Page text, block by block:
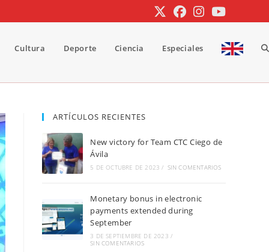
Cultura Deporte Ciencia Especiales
ARTÍCULOS RECIENTES
New victory for Team CTC Ciego de
Ávila
5 DE OCTUBRE DE 2023 / SIN COMENTARIOS
Monetary bonus in electronic
payments extended during
September
3 DE SEPTIEMBRE DE 2023 /
SIN COMENTARIOS